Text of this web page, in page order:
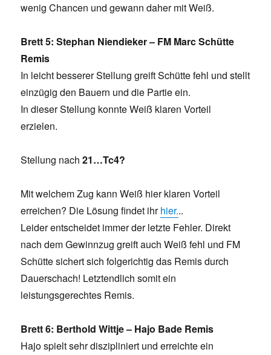
wenig Chancen und gewann daher mit Weiß.
Brett 5: Stephan Niendieker – FM Marc Schütte
Remis
In leicht besserer Stellung greift Schütte fehl und stellt
einzügig den Bauern und die Partie ein.
In dieser Stellung konnte Weiß klaren Vorteil
erzielen.
Stellung nach21…Tc4?
Mit welchem Zug kann Weiß hier klaren Vorteil
erreichen? Die Lösung findet ihrhier...
Leider entscheidet immer der letzte Fehler. Direkt
nach dem Gewinnzug greift auch Weiß fehl und FM
Schütte sichert sich folgerichtig das Remis durch
Dauerschach! Letztendlich somit ein
leistungsgerechtes Remis.
Brett 6: Berthold Wittje – Hajo Bade Remis
Hajo spielt sehr diszipliniert und erreichte ein